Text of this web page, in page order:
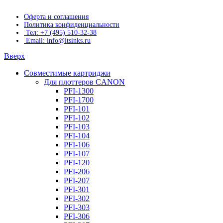
Оферта и соглашения
Политика конфиденциальности
Тел: +7 (495) 510-32-38
Email: info@itsinks.ru
Вверх
Совместимые картриджи
Для плоттеров CANON
PFI-1300
PFI-1700
PFI-101
PFI-102
PFI-103
PFI-104
PFI-106
PFI-107
PFI-120
PFI-206
PFI-207
PFI-301
PFI-302
PFI-303
PFI-306